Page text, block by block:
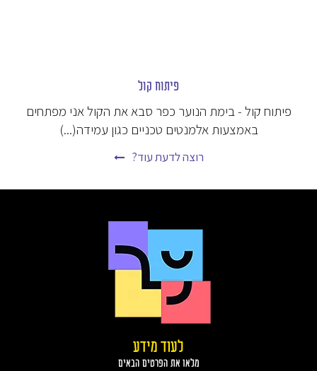
פיתוח קול
פיתוח קול - בימת הנוער כפר סבא את הקול אני מפתחים
באמצעות אלמנטים טכניים כגון עמידה(...)
רוצה לדעת עוד?
לעוד מידע
מלאו את הפרטים הבאים